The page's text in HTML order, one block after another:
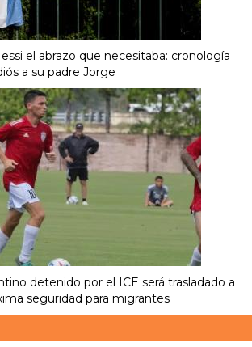
el abrazo que necesitaba: cronología
a su padre Jorge
detenido por el ICE será trasladado a
seguridad para migrantes